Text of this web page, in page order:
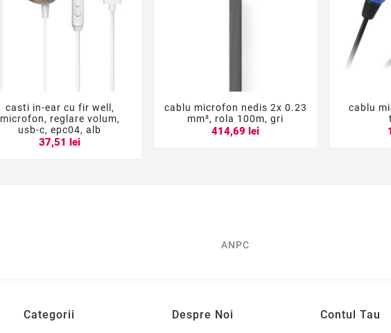
  
casti in-ear cu fir well,
microfon, reglare volum,
usb-c, epc04, alb
37,51 lei
  
cablu microfon nedis 2x 0.23
mm², rola 100m, gri
414,69 lei
cablu
ANPC
Categorii Despre Noi Contul Tau